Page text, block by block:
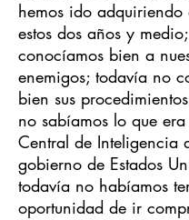
hemos ido adquiriendo
estos dos años y
conocíamos bien a
enemigos; todavía no
bien sus
no sabíamos lo que
Central de Inteligencia
gobierno de Estados
todavía no habíamos
oportunidad de ir